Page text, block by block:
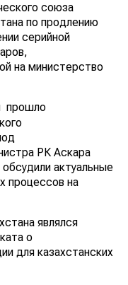
союза
по продлению
серийной
на министерство
прошло
РК Аскара
актуальные
процессов на
являлся
о
для казахстанских